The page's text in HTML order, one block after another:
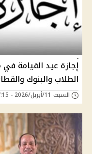
الطلاب والبنوك
السبت 11/أبريل/2026 - 07:15 م